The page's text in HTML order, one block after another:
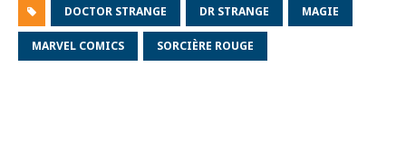
DOCTOR STRANGE DR STRANGE MAGIE
MARVEL COMICS SORCIÈRE ROUGE